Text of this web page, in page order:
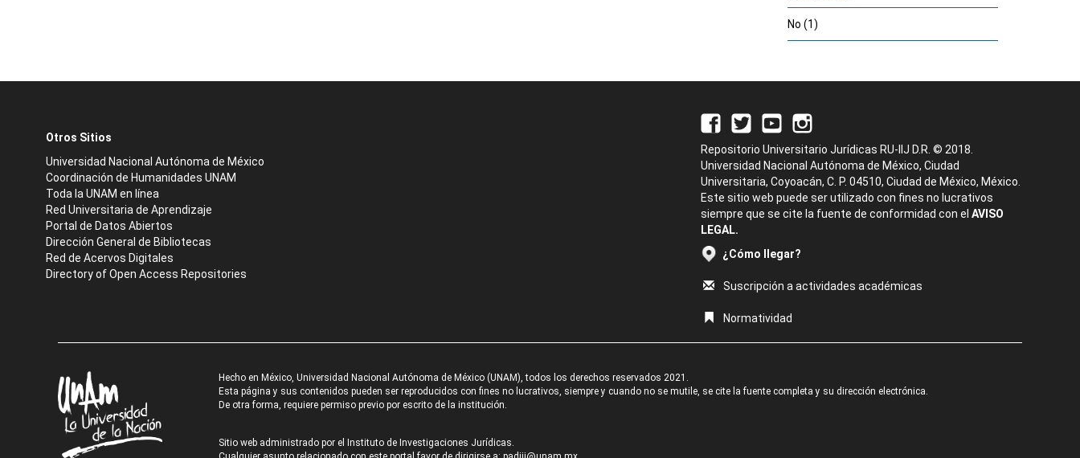
No (1)
Otros Sitios
Universidad Nacional Autónoma de México
Coordinación de Humanidades UNAM
Toda la UNAM en línea
Red Universitaria de Aprendizaje
Portal de Datos Abiertos
Dirección General de Bibliotecas
Red de Acervos Digitales
Directory of Open Access Repositories
Repositorio Universitario Jurídicas RU-IIJ D.R. © 2018.
Universidad Nacional Autónoma de México, Ciudad
Universitaria, Coyoacán, C. P. 04510, Ciudad de México, México.
Este sitio web puede ser utilizado con fines no lucrativos
siempre que se cite la fuente de conformidad con el AVISO
LEGAL.
¿Cómo llegar?
Suscripción a actividades académicas
Normatividad
Hecho en México, Universidad Nacional Autónoma de México (UNAM), todos los derechos reservados 2021.
Esta página y sus contenidos pueden ser reproducidos con fines no lucrativos, siempre y cuando no se mutile, se cite la fuente completa y su dirección electrónica.
De otra forma, requiere permiso previo por escrito de la institución.
Sitio web administrado por el Instituto de Investigaciones Jurídicas.